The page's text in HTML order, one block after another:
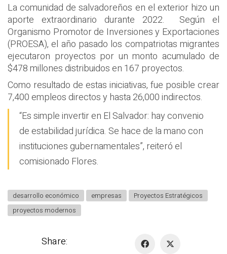
La comunidad de salvadoreños en el exterior hizo un
aporte extraordinario durante 2022. Según el
Organismo Promotor de Inversiones y Exportaciones
(PROESA), el año pasado los compatriotas migrantes
ejecutaron proyectos por un monto acumulado de
$478 millones distribuidos en 167 proyectos.
Como resultado de estas iniciativas, fue posible crear
7,400 empleos directos y hasta 26,000 indirectos.
“Es simple invertir en El Salvador: hay convenio
de estabilidad jurídica. Se hace de la mano con
instituciones gubernamentales”, reiteró el
comisionado Flores.
desarrollo económico empresas
Proyectos Estratégicos
proyectos modernos
Share: